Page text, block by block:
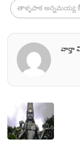
తాళ్ళపాక అన్నమయ్య
వార్తా